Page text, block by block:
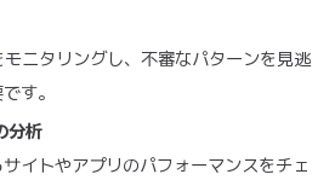
ニタリングし、不審なパターンを見逃
す。
分析
イトやアプリのパフォーマンスをチェ